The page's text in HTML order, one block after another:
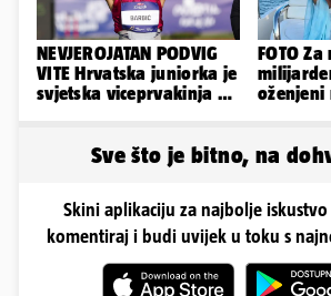
NEVJEROJATAN PODVIG
VITE Hrvatska juniorka je
svjetska viceprvakinja u
FOTO
oženjeni
Sve što je bitno, na
Skini aplikaciju za najbolje
komentiraj i budi uvijek u toku s